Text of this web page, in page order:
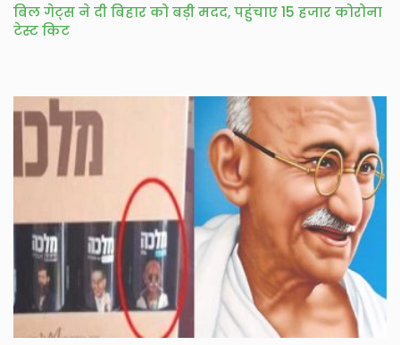
बिल गेट्स ने दी बिहार को बड़ी मदद, पहुंचाए 15 हजार कोरोना
टेस्ट किट